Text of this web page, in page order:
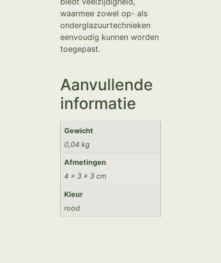
waarmee zowel op- als
onderglazuurtechnieken
eenvoudig kunnen worden
toegepast.
Aanvullende
informatie
Gewicht
0,04 kg
Afmetingen
4 × 3 × 3 cm
Kleur
rood